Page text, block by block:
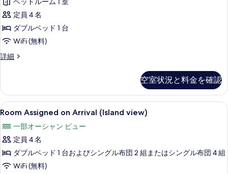
絞
り
込
み
条
ス
ル
ー
の
べ
て
の
写
真
を
表
定員 4 名
ダブルベッド 1 台
WiFi (無料)
詳細
デ
ス
ル
ー
の
詳
空室状況と料金を確認
Room
Assigned
on
Arrival
(Island
view)
Room Assigned on Arrival (Island
1
Room Assigned on Arrival (Island view)
一部オーシャン ビュー
定員 4 名
ダブルベッド 1 台およびシングル布団 2 組またはシングル布団 4 組
WiFi (無料)